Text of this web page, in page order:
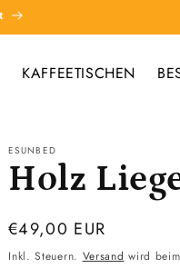
KAFFEETISCHEN
ESUNBED
Holz
Normaler
Preis
€49,00 EUR
Inkl. Steuern. Versand wird